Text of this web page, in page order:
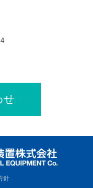
せ
針